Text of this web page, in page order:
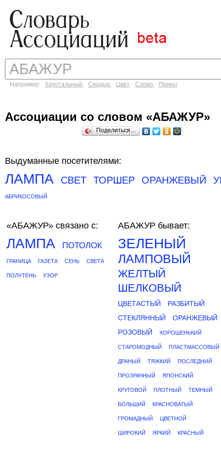
Например: Хрустальный, Сердце, Цвет, Слово, Принц
Ассоциации со словом «АБАЖУР»
Поделиться…
Выдуманные посетителями:
ЛАМПА СВЕТ ТОРШЕР ОРАНЖЕВЫЙ
АБРИКОСОВЫЙ
«АБАЖУР» связано с:
ЛАМПА ПОТОЛОК
ГРАНИЦА ГАЗЕТА СЕНЬ СВЕТА
ПОЛУТЕНЬ УЗОР
АБАЖУР бывает:
ЗЕЛЕНЫЙ
ЛАМПОВЫЙ
ЖЕЛТЫЙ
ШЕЛКОВЫЙ
ЦВЕТАСТЫЙ
РАЗБИТЫЙ
СТЕКЛЯННЫЙ
ОРАНЖЕВЫЙ
РОЗОВЫЙ
ХОРОШЕНЬКИЙ
СТАРОМОДНЫЙ ПЛАСТМАССОВЫЙ
ДРАНЫЙ ТЯЖКИЙ ПОСЛЕДНИЙ
ПРОЗРАЧНЫЙ ЯПОНСКИЙ
КРУГОВОЙ ПЛОТНЫЙ ТЕМНЫЙ
БОЛЬШИЙ КРАСНОВАТЫЙ
ГРОМАДНЫЙ ЦВЕТНОЙ
ШИРОКИЙ ЯРКИЙ КРАСНЫЙ